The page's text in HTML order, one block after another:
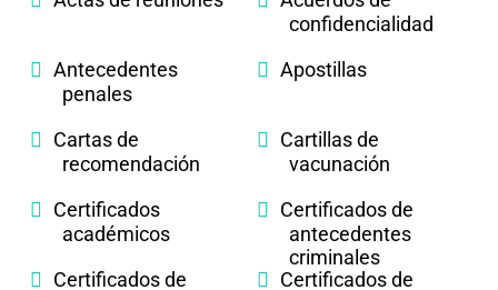
confidencialidad
Antecedentes
penales
Apostillas
Cartas de
recomendación
Cartillas de
vacunación
Certificados
académicos
Certificados de
antecedentes
criminales
Certificados de
Certificados de